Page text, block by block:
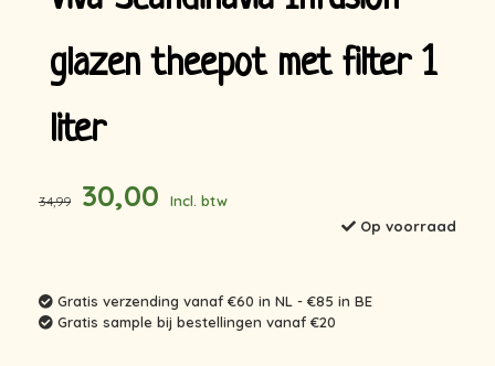
glazen theepot met filter 1
liter
34,99 30,00
Incl. btw
Op voorraad
Gratis verzending vanaf €60 in NL - €85 in BE
Gratis sample bij bestellingen vanaf €20